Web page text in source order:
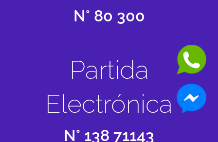
N° 80 300
Partida
Electrónica
N° 138 71143